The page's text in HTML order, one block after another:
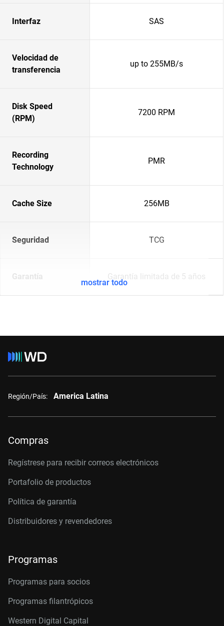
Interfaz SAS
Velocidad de
transferencia
up to 255MB/s
Disk Speed
(RPM)
7200 RPM
Recording
Technology
PMR
Cache Size 256MB
Seguridad TCG
Garantía Garantía limitada de 5 años
mostrar todo
Región/País: America Latina
Compras
Regístrese para recibir correos electrónicos
Portafolio de productos
Política de garantía
Distribuidores y revendedores
Programas
Programas para socios
Programas filantrópicos
Western Digital Capital